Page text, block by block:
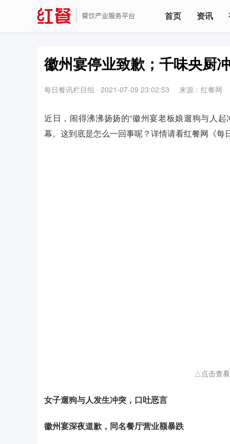
首页 资讯
徽州宴停业致歉；千味央厨
每日餐讯栏目组 · 2021-07-09 23:02:53 来源：红餐网
近日，闹得沸沸扬扬的“徽州宴老板娘遛狗与人
幕。这到底是怎么一回事呢？详情请看红餐网《每
△点击查
女子遛狗与人发生冲突，口吐恶言
徽州宴深夜道歉，同名餐厅营业额暴跌